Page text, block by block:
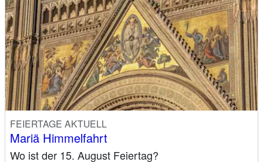
FEIERTAGE AKTUELL
Mariä Himmelfahrt
Wo ist der 15. August Feiertag?